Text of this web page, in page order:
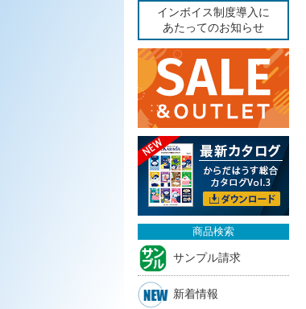
インボイス制度導入に
あたってのお知らせ
商品検索
サンプル請求
新着情報